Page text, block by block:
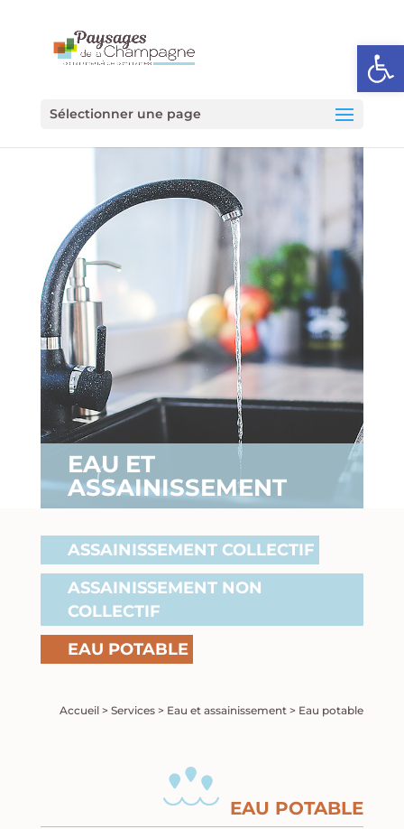
Ouvrir
Sélectionner une page
EAU ET
ASSAINISSEMENT
ASSAINISSEMENT COLLECTIF
ASSAINISSEMENT NON
COLLECTIF
EAU POTABLE
Accueil > Services > Eau et assainissement > Eau potable
EAU POTABLE